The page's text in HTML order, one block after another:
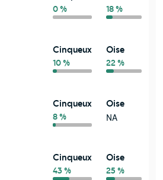
0 % 18 %
Cinqueux
10 %
Oise
22 %
Cinqueux
8 %
Oise
NA
Cinqueux
43 %
Oise
25 %